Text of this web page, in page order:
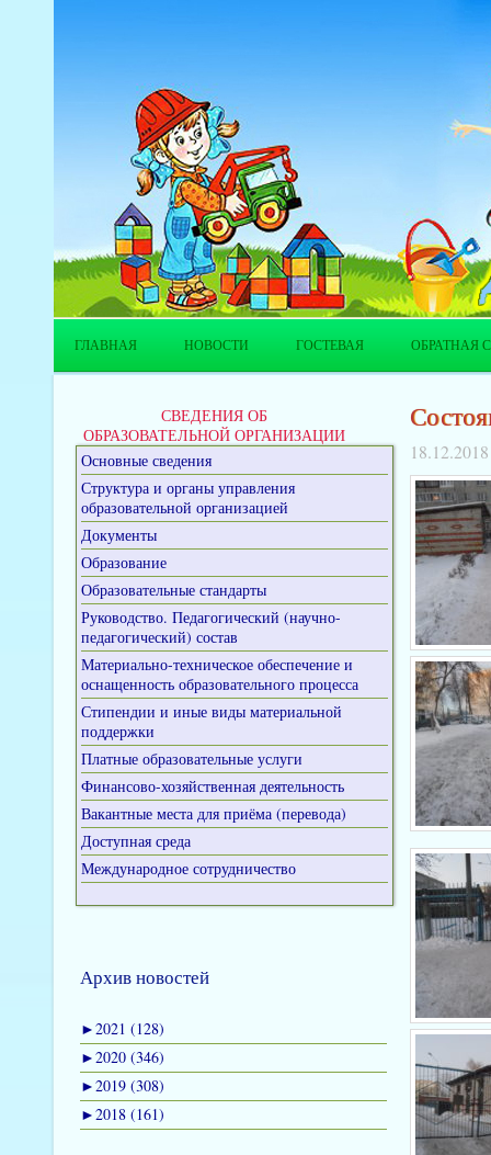
ГЛАВНАЯ НОВОСТИ ГОСТЕВАЯ ОБРАТНАЯ
СВЕДЕНИЯ ОБ
ОБРАЗОВАТЕЛЬНОЙ ОРГАНИЗАЦИИ
Основные сведения
Структура и органы управления
образовательной организацией
Документы
Образование
Образовательные стандарты
Руководство. Педагогический (научно-
педагогический) состав
Материально-техническое обеспечение и
оснащенность образовательного процесса
Стипендии и иные виды материальной
поддержки
Платные образовательные услуги
Финансово-хозяйственная деятельность
Вакантные места для приёма (перевода)
Доступная среда
Международное сотрудничество
Архив новостей
►2021 (128)
►2020 (346)
►2019 (308)
►2018 (161)
18.12.2018